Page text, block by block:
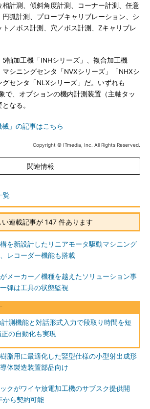
相計測、傾斜角度計測、コーナー計測、任意
弧計測、プローブキャリブレーション、シ
ト／ボス計測、穴／ボス計測、Zキャリブレ
軸加工機「INHシリーズ」、複合加工機
マシニングセンタ「NVXシリーズ」「NHXシ
グセンタ「NLXシリーズ」だ。いずれも
で、オプションの機内計測装置（主軸タッ
なる。
」の記事はこちら
Copyright © ITmedia, Inc. All Rights Reserved.
関連情報
覧
い連載記事が 147 件あります
を新設計したリニアモータ駆動マシニング
レコーダー機能も搭載
メーカー／機種を越えたソリューション事
弾は工具の状態監視
計測機能と対話形式入力で段取り時間を短
の自動化も実現
脂用に最適化した竪型仕様の小型射出成形
体製造装置部品向け
クがワイヤ放電加工機のサブスク提供開
から契約可能